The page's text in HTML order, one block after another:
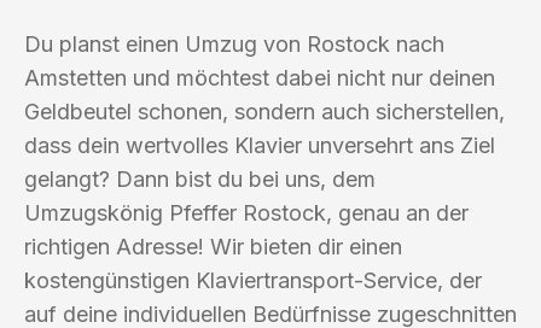
Du planst einen Umzug von Rostock nach
Amstetten und möchtest dabei nicht nur deinen
Geldbeutel schonen, sondern auch sicherstellen,
dass dein wertvolles Klavier unversehrt ans Ziel
gelangt? Dann bist du bei uns, dem
Umzugskönig Pfeffer Rostock, genau an der
richtigen Adresse! Wir bieten dir einen
kostengünstigen Klaviertransport-Service, der
auf deine individuellen Bedürfnisse zugeschnitten